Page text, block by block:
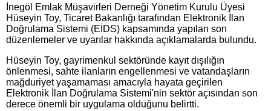
İnegöl Emlak Müşavirleri Derneği Yönetim Kurulu Üyesi
Hüseyin Toy, Ticaret Bakanlığı tarafından Elektronik İlan
Doğrulama Sistemi (EİDS) kapsamında yapılan son
düzenlemeler ve uyarılar hakkında açıklamalarda bulundu.
Hüseyin Toy, gayrimenkul sektöründe kayıt dışılığın
önlenmesi, sahte ilanların engellenmesi ve vatandaşların
mağduriyet yaşamaması amacıyla hayata geçirilen
Elektronik İlan Doğrulama Sistemi'nin sektör açısından son
derece önemli bir uygulama olduğunu belirtti.